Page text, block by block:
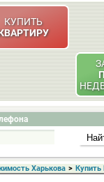
КУПИТЬ
Харькова > Купить